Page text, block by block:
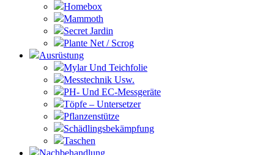
Homebox
Mammoth
Secret Jardin
Plante Net / Scrog
Ausrüstung
Mylar Und Teichfolie
Messtechnik Usw.
PH- Und EC-Messgeräte
Töpfe – Untersetzer
Pflanzenstütze
Schädlingsbekämpfung
Taschen
Nachbehandlung